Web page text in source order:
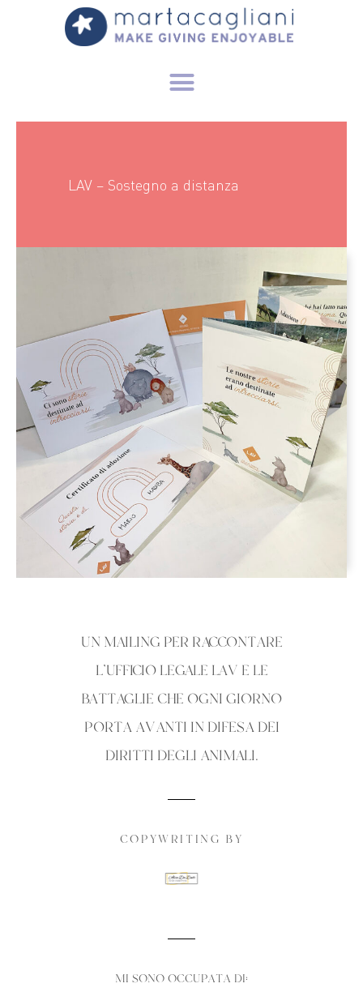
LAV – Sostegno a distanza
UN MAILING PER RACCONTARE
L’UFFICIO LEGALE LAV E LE
BATTAGLIE CHE OGNI GIORNO
PORTA AVANTI IN DIFESA DEI
DIRITTI DEGLI ANIMALI.
COPYWRITING BY
MI SONO OCCUPATA DI: